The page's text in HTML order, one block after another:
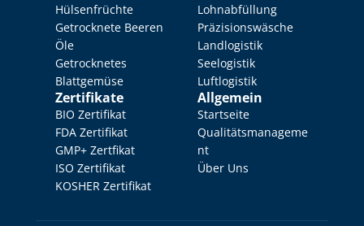
Hülsenfrüchte
Getrocknete Beeren
Öle
Getrocknetes
Blattgemüse
Zertifikate
BIO Zertifikat
FDA Zertifikat
GMP+ Zertfikat
ISO Zertifikat
KOSHER Zertifikat
Lohnabfüllung
Präzisionswäsche
Landlogistik
Seelogistik
Luftlogistik
Allgemein
Startseite
Qualitätsmanageme
nt
Über Uns